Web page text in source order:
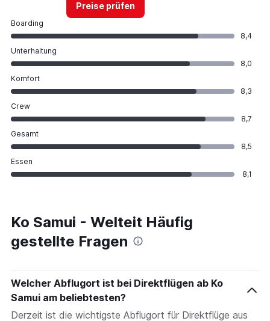
Preise prüfen
Boarding
8,4
Unterhaltung
8,0
Komfort
8,3
Crew
8,7
Gesamt
8,5
Essen
8,1
Ko Samui - Welteit Häufig
gestellte Fragen
Welcher Abflugort ist bei Direktflügen ab Ko
Samui am beliebtesten?
Derzeit ist die wichtigste Abflugort für Direktflüge aus